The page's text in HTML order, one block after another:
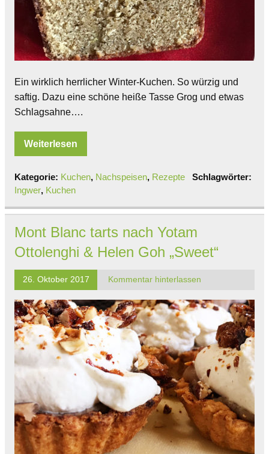
Ein wirklich herrlicher Winter-Kuchen. So würzig und
saftig. Dazu eine schöne heiße Tasse Grog und etwas
Schlagsahne….
Weiterlesen
Kategorie: Kuchen, Nachspeisen, Rezepte
Schlagwörter:
Ingwer, Kuchen
Mont Blanc tarts nach Yotam
Ottolenghi & Helen Goh „Sweet“
26. Oktober 2017 Kommentar hinterlassen